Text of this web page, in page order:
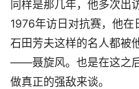
同样是那几年，他多次出
1976年访日对抗赛，他
石田芳夫这样的名人都被
——聂旋风。也是在这之
做真正的强敌来谈。